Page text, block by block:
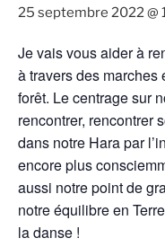
25 septembre 2022 @
Je vais vous aider à
à travers des
forêt. Le centrage sur
rencontrer, rencontrer
dans notre Hara par
encore plus
aussi notre point de
notre équilibre en
la danse !